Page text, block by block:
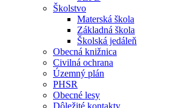
Školstvo
Materská škola
Základná škola
Školská jedáleň
Obecná knižnica
Civilná ochrana
Územný plán
PHSR
Obecné lesy
Dôležité kontakty